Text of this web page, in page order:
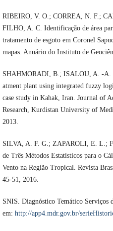
RIBEIRO, V. O.; CORREA, N. F.;
FILHO, A. C. Identificação de área
tratamento de esgoto em Coronel
mapas. Anuário do Instituto de
SHAHMORADI, B.; ISALOU, A. -A.
atment plant using integrated fuzzy
case study in Kahak, Iran. Journal of
Research, Kurdistan University of
2013.
SILVA, A. F. G.; ZAPAROLI, E. L.;
de Três Métodos Estatísticos para o
Vento na Região Tropical. Revista
45-51, 2016.
SNIS. Diagnóstico Temático Serviços
em: http://app4.mdr.gov.br/